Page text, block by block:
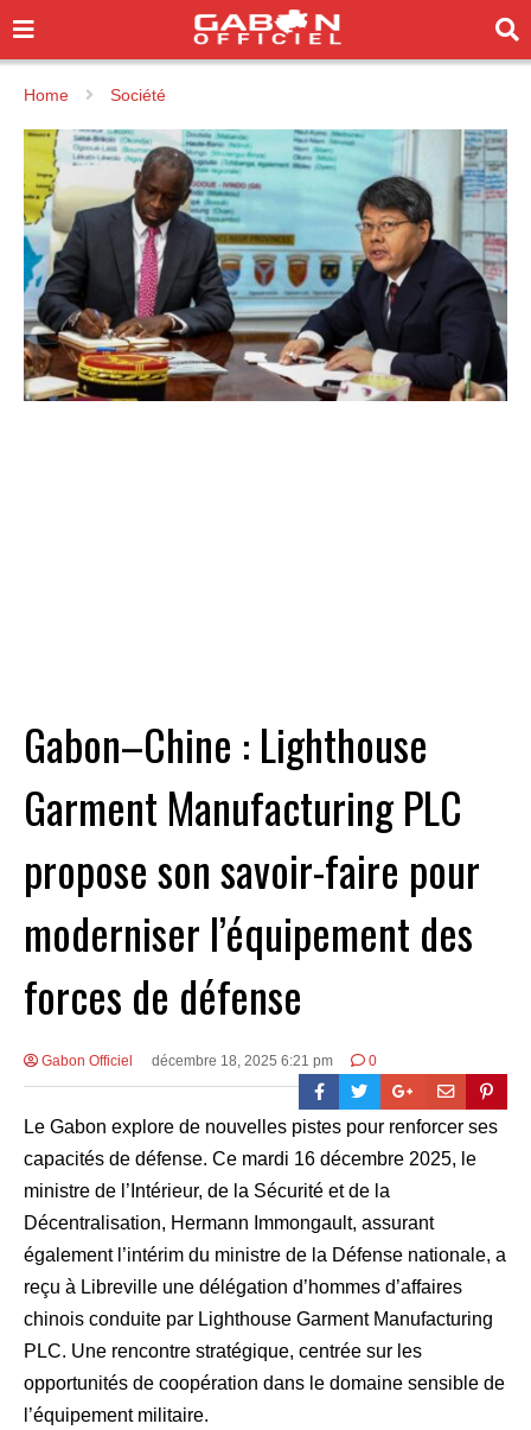
Home Société
Gabon–Chine : Lighthouse
Garment Manufacturing PLC
propose son savoir-faire pour
moderniser l’équipement des
forces de défense
Gabon Officiel décembre 18, 2025 6:21 pm 0
Le Gabon explore de nouvelles pistes pour renforcer ses
capacités de défense. Ce mardi 16 décembre 2025, le
ministre de l’Intérieur, de la Sécurité et de la
Décentralisation, Hermann Immongault, assurant
également l’intérim du ministre de la Défense nationale, a
reçu à Libreville une délégation d’hommes d’affaires
chinois conduite par Lighthouse Garment Manufacturing
PLC. Une rencontre stratégique, centrée sur les
opportunités de coopération dans le domaine sensible de
l’équipement militaire.